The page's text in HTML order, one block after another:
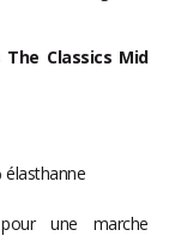
Classics Mid
élasthanne
une marche